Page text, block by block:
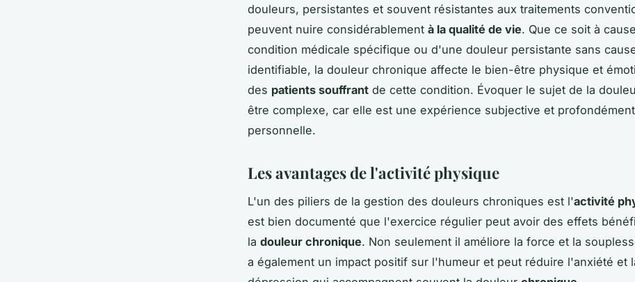
douleurs, persistantes et souvent résistantes aux traitements
peuvent nuire considérablement à la qualité de vie. Que ce soit à
condition médicale spécifique ou d'une douleur persistante sans
identifiable, la douleur chronique affecte le bien-être physique et
des patients souffrant de cette condition. Évoquer le sujet de la
être complexe, car elle est une expérience subjective et profondément
personnelle.
Les avantages de l'activité physique
L'un des piliers de la gestion des douleurs chroniques est l'activité
est bien documenté que l'exercice régulier peut avoir des effets
la douleur chronique. Non seulement il améliore la force et la
a également un impact positif sur l'humeur et peut réduire l'anxiété et